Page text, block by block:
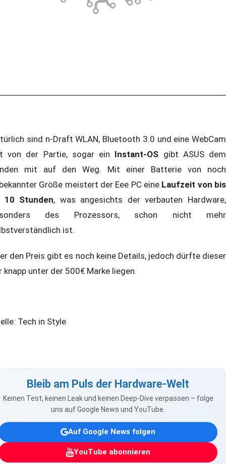
sind n-Draft WLAN, Bluetooth 3.0 und eine WebCam
von der Partie, sogar ein Instant-OS gibt ASUS dem
mit auf den Weg. Mit einer Batterie von noch
Größe meistert der Eee PC eine Laufzeit von bis
10 Stunden, was angesichts der verbauten Hardware,
des Prozessors, schon nicht mehr
ist.
den Preis gibt es noch keine Details, jedoch dürfte dieser
knapp unter der 500€ Marke liegen.
Tech in Style
Bleib am Puls der Hardware-Welt
Keinen Test, keinen Leak und keinen Deep-Dive verpassen – folge
uns auf Google News und YouTube.
Auf Google News folgen
YouTube abonnieren